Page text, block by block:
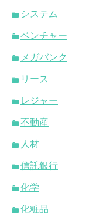
システム
ベンチャー
メガバンク
リース
レジャー
不動産
人材
信託銀行
化学
化粧品